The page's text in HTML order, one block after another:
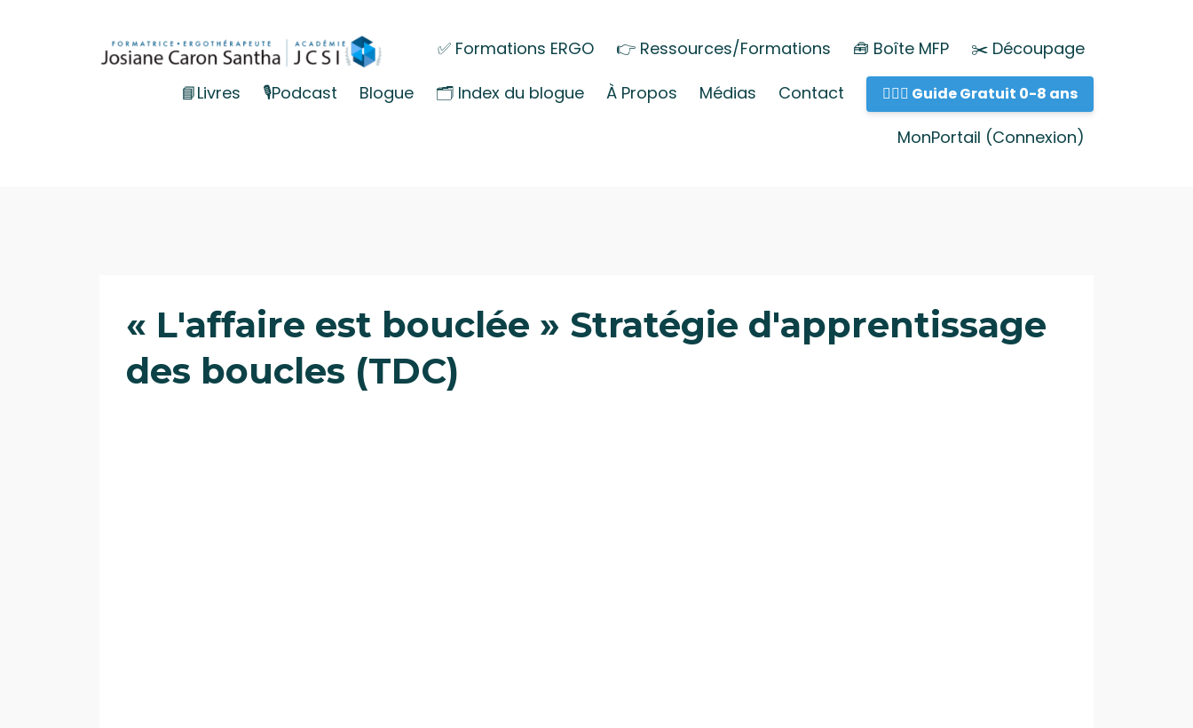
✅ Formations ERGO 👉 Ressources/Formations 🧰 Boîte MFP
✂️ Découpage
📘Livres
🎙️Podcast Blogue 🗂️ Index du blogue À Propos Médias Contact 💁🏻‍♀️ Guide Gratuit 0-8 ans
MonPortail (Connexion)
« L'affaire est bouclée » Stratégie d'apprentissage
des boucles (TDC)